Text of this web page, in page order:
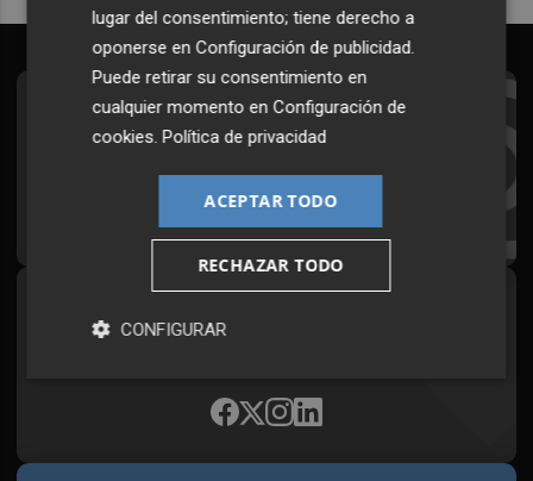
Suscríbete al Boletín
¡Quiero suscribirme!
Síguenos en redes
lugar del consentimiento; tiene derecho a
oponerse enConfiguración de publicidad.
Puede retirar su consentimiento en
cualquier momento enConfiguración de
cookies.Política de privacidad
ACEPTAR TODO
RECHAZAR TODO
CONFIGURAR